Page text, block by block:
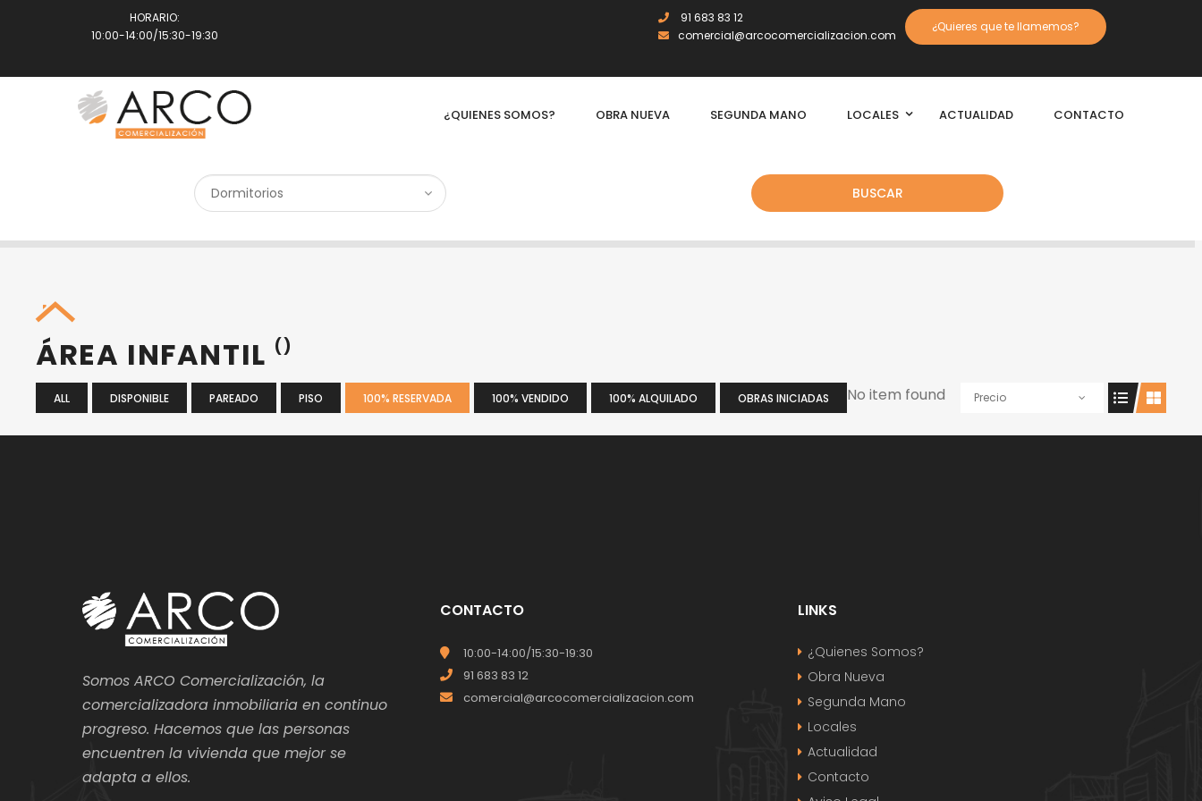
¿Quieres que te llamemos?
91 683 83 12
comercial@arcocomercializacion.com
HORARIO:
10:00-14:00/15:30-19:30
¿QUIENES SOMOS? OBRA NUEVA SEGUNDA MANO LOCALES ACTUALIDAD CONTACTO
SEARCH PROPERTY BUSCAR
ÁREA INFANTIL ()
ALL DISPONIBLE PAREADO PISO 100% RESERVADA 100% VENDIDO 100% ALQUILADO OBRAS INICIADAS Precio
No item found
Somos ARCO Comercialización, la
comercializadora inmobiliaria en continuo
progreso. Hacemos que las personas
encuentren la vivienda que mejor se
adapta a ellos.
CONTACTO
10:00-14:00/15:30-19:30
91 683 83 12
comercial@arcocomercializacion.com
LINKS
¿Quienes Somos?
Obra Nueva
Segunda Mano
Locales
Actualidad
Contacto